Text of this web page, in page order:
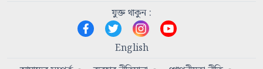
যুক্ত থাকুন :
English